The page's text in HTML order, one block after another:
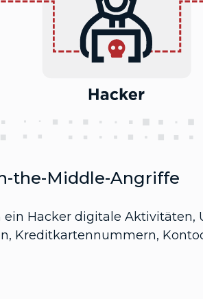
the-Middle-Angriffe
Hacker digitale Aktivitäten,
Kreditkartennummern,